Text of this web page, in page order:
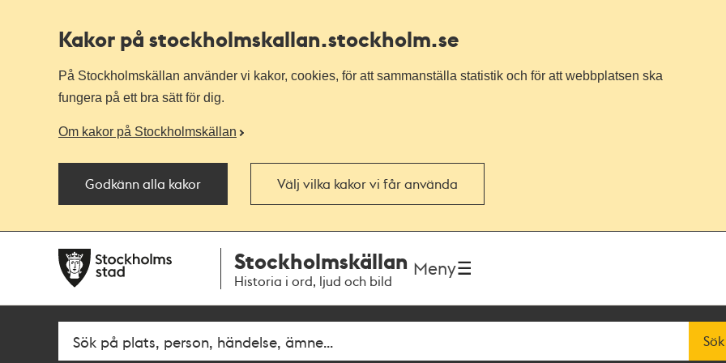
Kakor på stockholmskallan.stockholm.se
På Stockholmskällan använder vi kakor, cookies, för att sammanställa statistik och för att webbplatsen ska
fungera på ett bra sätt för dig.
Om kakor på Stockholmskällan
Godkänn alla kakor Välj vilka kakor vi får använda
navigationen
huvudinnehållet
Stockholmskällan
Historia i ord, ljud och bild
Meny
Fritextsök Sök